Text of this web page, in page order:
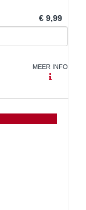
€ 9,99
MEER INFO